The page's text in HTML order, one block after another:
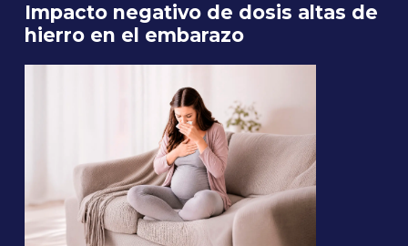
Impacto negativo de dosis altas de
hierro en el embarazo